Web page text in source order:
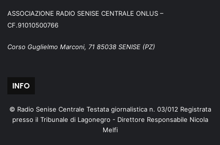
ASSOCIAZIONE RADIO SENISE CENTRALE ONLUS –
CF.91010500766
Corso Guglielmo Marconi, 71 85038 SENISE (PZ)
INFO
© Radio Senise Centrale Testata giornalistica n. 03/012 Registrata
presso il Tribunale di Lagonegro - Direttore Responsabile Nicola
Melfi